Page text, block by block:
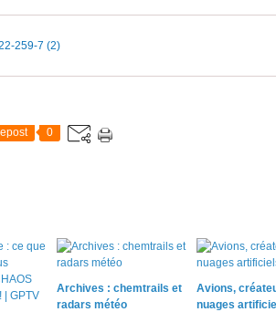
259-7 (2)
0
Archives : chemtrails et
radars météo
Avions,
nuages